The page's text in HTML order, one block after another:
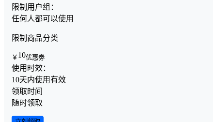
限制用户组：
任何人都可以使用
限制商品分类
￥ 10优惠劵
使用时效：
10天内使用有效
领取时间
随时领取